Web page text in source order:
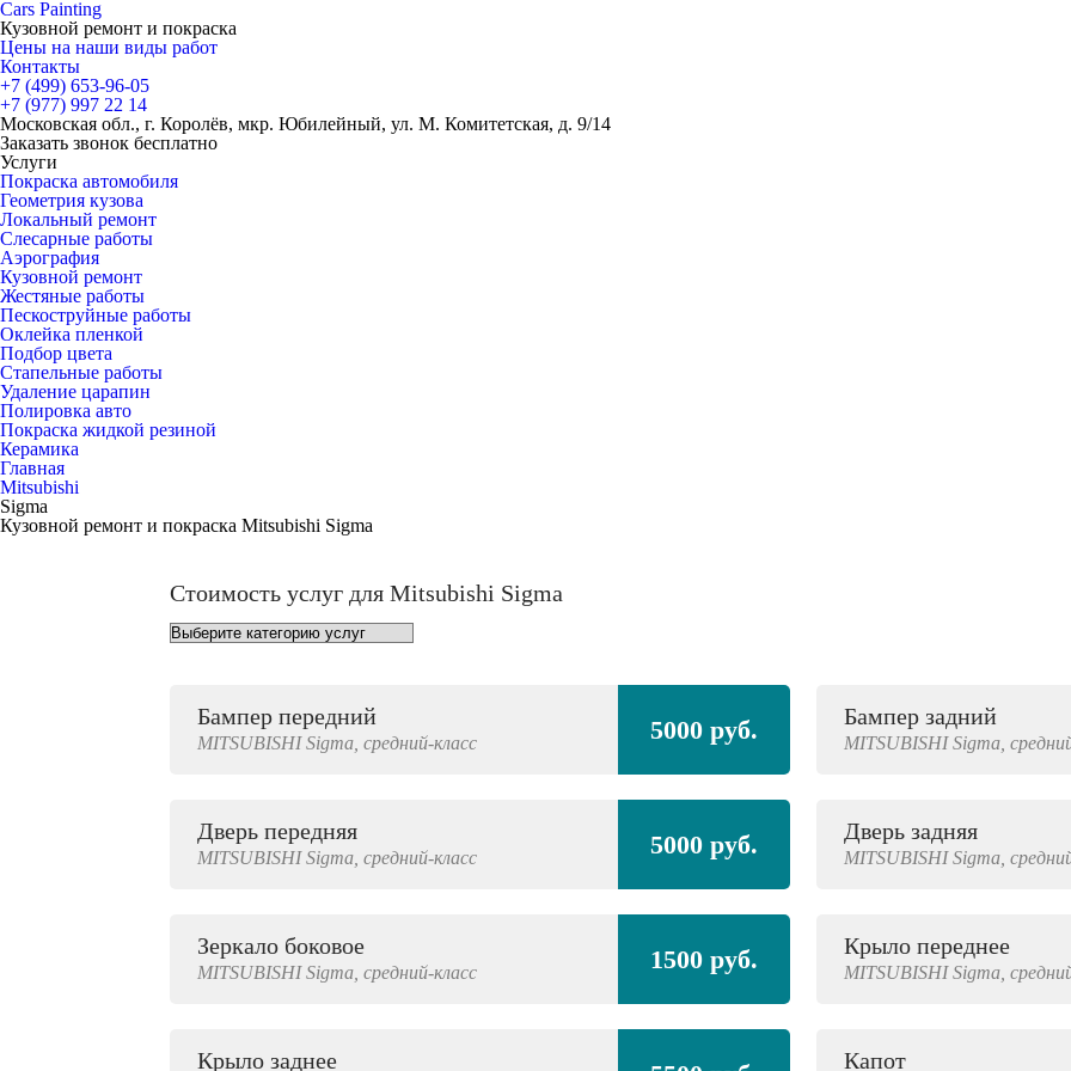
Cars Painting
Кузовной ремонт и покраска
Цены на наши виды работ
Контакты
+7 (499) 653-96-05
+7 (977) 997 22 14
Московская обл., г. Королёв, мкр. Юбилейный, ул. М. Комитетская, д. 9/14
Заказать звонок бесплатно
Услуги
Покраска автомобиля
Геометрия кузова
Локальный ремонт
Слесарные работы
Аэрография
Кузовной ремонт
Жестяные работы
Пескоструйные работы
Оклейка пленкой
Подбор цвета
Стапельные работы
Удаление царапин
Полировка авто
Покраска жидкой резиной
Керамика
Главная
Mitsubishi
Sigma
Кузовной ремонт и покраска Mitsubishi Sigma
Стоимость услуг для Mitsubishi Sigma
Бампер передний
MITSUBISHISigma, средний-класс 5000 руб. Бампер задний
MITSUBISHISigma,
Дверь передняя
MITSUBISHISigma, средний-класс 5000 руб. Дверь задняя
MITSUBISHISigma,
Зеркало боковое
MITSUBISHISigma, средний-класс 1500 руб. Крыло переднее
MITSUBISHISigma,
Крыло заднее Капот